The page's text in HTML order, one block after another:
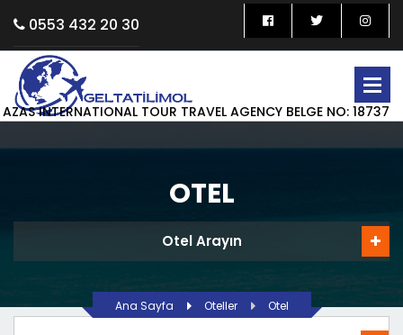
0553 432 20 30
AZAS INTERNATIONAL TOUR TRAVEL AGENCY BELGE NO: 18737
OTEL
Otel Arayın
Ana Sayfa Oteller Otel